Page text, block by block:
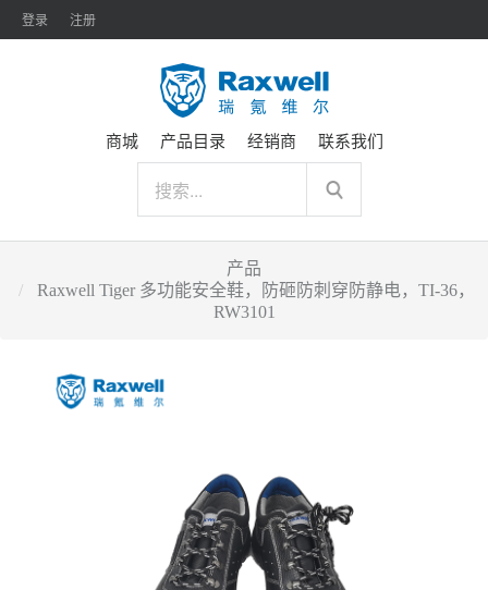
登录 注册
商城 产品目录 经销商 联系我们
产品
Raxwell Tiger 多功能安全鞋，防砸防刺穿防静电，TI-36，
RW3101